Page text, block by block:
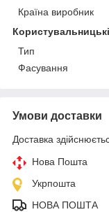
Країна виробник
Тип
Фасування
Умови доставки
Доставка
Нова Пошта
Укрпошта
НОВА ПОШТА